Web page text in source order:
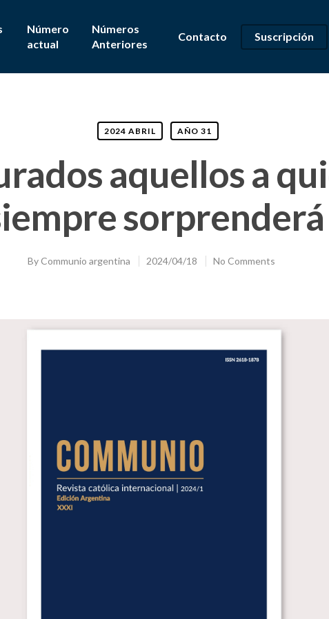
Número
actual
Números
Anteriores
Contacto Suscripción
2024 ABRIL AÑO 31
aquellos a
sorprenderá
ByCommunio argentina 2024/04/18 No Comments